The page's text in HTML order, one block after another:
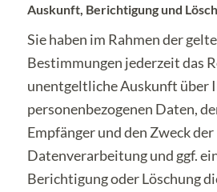
Auskunft, Berichtigung und
Sie haben im Rahmen der
Bestimmungen jederzeit das
unentgeltliche Auskunft über
personenbezogenen Daten,
Empfänger und den Zweck der
Datenverarbeitung und ggf.
Berichtigung oder Löschung